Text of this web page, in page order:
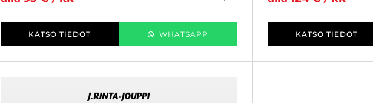
KATSO TIEDOT WHATSAPP KATSO TIEDOT